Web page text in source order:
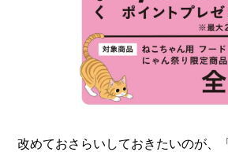
改めておさらいしておきたいのが、